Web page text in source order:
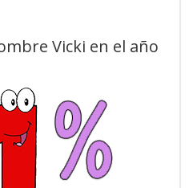
Vicki en el año